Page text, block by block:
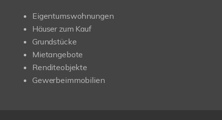
Eigentumswohnungen
Häuser zum Kauf
Grundstücke
Mietangebote
Renditeobjekte
Gewerbeimmobilien